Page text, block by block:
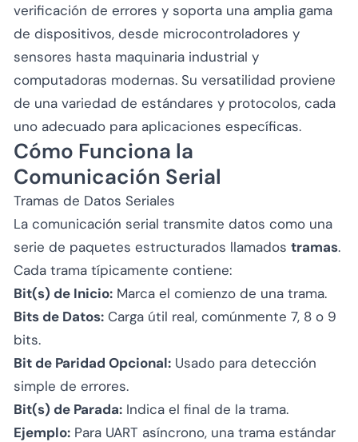
verificación de errores y soporta una amplia gama
de dispositivos, desde microcontroladores y
sensores hasta maquinaria industrial y
computadoras modernas. Su versatilidad proviene
de una variedad de estándares y protocolos, cada
uno adecuado para aplicaciones específicas.
Cómo Funciona la
Comunicación Serial
Tramas de Datos Seriales
La comunicación serial transmite datos como una
serie de paquetes estructurados llamados tramas.
Cada trama típicamente contiene:
Bit(s) de Inicio: Marca el comienzo de una trama.
Bits de Datos: Carga útil real, comúnmente 7, 8 o 9
bits.
Bit de Paridad Opcional: Usado para detección
simple de errores.
Bit(s) de Parada: Indica el final de la trama.
Ejemplo: Para UART asíncrono, una trama estándar